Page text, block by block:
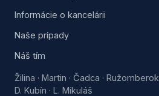
Informácie o kancelárii
Naše prípady
Náš tím
Žilina · Martin · Čadca · Ružomberok
D. Kubín · L. Mikuláš